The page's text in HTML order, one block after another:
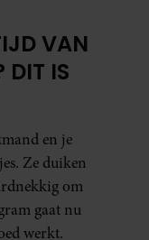
VAN
DIT IS
en je
Ze duiken
om
gaat nu
werkt.